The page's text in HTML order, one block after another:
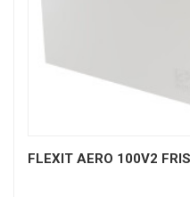
FLEXIT AERO 100V2